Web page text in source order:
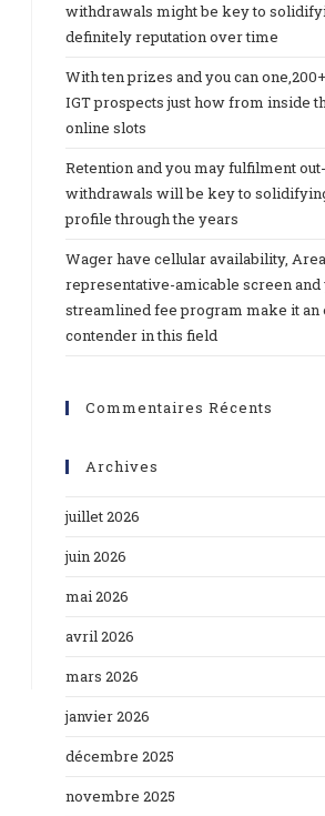
withdrawals might be key to
definitely reputation over time
With ten prizes and you can
IGT prospects just how from inside
online slots
Retention and you may fulfilment
withdrawals will be key to
profile through the years
Wager have cellular availability, Area
representative-amicable screen and
streamlined fee program make it an
contender in this field
Commentaires Récents
Archives
juillet 2026
juin 2026
mai 2026
avril 2026
mars 2026
janvier 2026
décembre 2025
novembre 2025